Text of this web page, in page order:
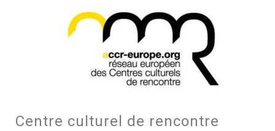
Centre culturel de rencontre